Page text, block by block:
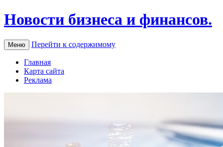
Новости бизнеса и финансов.
Меню Перейти к содержимому
Главная
Карта сайта
Реклама